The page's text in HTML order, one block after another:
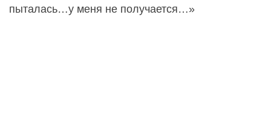
пыталась…у меня не получается…»